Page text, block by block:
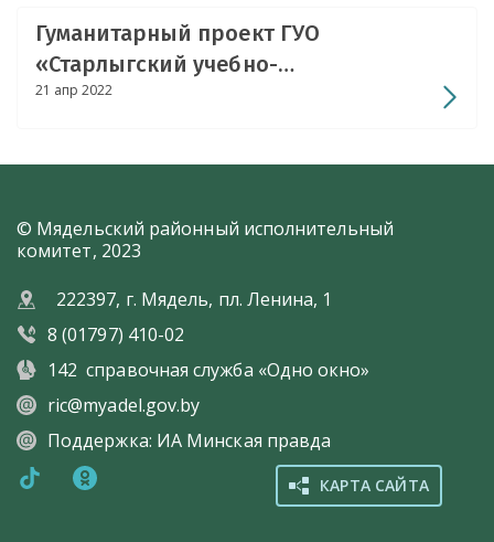
Гуманитарный проект ГУО
«Старлыгский учебно-
педагогический комплекс детский
21 апр 2022
© Мядельский районный исполнительный
комитет, 2023
222397, г. Мядель, пл. Ленина, 1
8 (01797) 410-02
142 справочная служба «Одно окно»
ric@myadel.gov.by
Поддержка: ИА Минская правда
КАРТА САЙТА